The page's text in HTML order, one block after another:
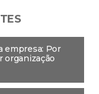
empresa: Por
organização